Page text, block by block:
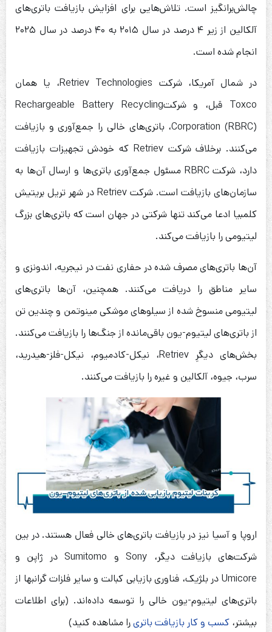
چالش‌برانگیز است. تلاش‌هایی برای افزایش بازیافت باتری‌های
آلکالین از زیر ۴ درصد در سال ۲۰۱۵ به ۴۰ درصد در سال ۲۰۲۵
انجام شده است.
در شمال آمریکا، شرکت Retriev Technologies، یا همان
Toxco قبل، و شرکتRechargeable Battery Recycling
Corporation (RBRC)، باتری‌های خالی را جمع‌آوری و بازیافت
می‌کنند. برخلاف شرکت Retriev که خودش تجهیزات بازیافت
دارد، شرکت RBRC مسئول جمع‌آوری باتری‌ها و ارسال آن‌ها به
سازمان‌های بازیافت است. شرکت Retriev در شهر تریل بریتیش
کلمبیا ادعا می‌کند تنها شرکتی در جهان است که باتری‌های بزرگ
لیتیومی را بازیافت می‌کند.
آن‌ها باتری‌های مصرف شده در حفاری نفت در نیجریه، اندونزی و
سایر مناطق را دریافت می‌کنند. همچنین، آن‌ها باتری‌های
لیتیومی منسوخ شده از سیلوهای موشکی مینوتمن و چندین تن
از باتری‌های لیتیوم-یون باقی‌مانده از جنگ‌ها را بازیافت می‌کنند.
بخش‌های دیگرِ Retriev، نیکل-کادمیوم، نیکل-فلز-هیدرید،
سرب، جیوه، آلکالین و غیره را بازیافت می‌کنند.
اروپا و آسیا نیز در بازیافت باتری‌های خالی فعال هستند. در بین
شرکت‌های بازیافت دیگر، Sony و Sumitomo در ژاپن و
Umicore در بلژیک، فناوری بازیابی کبالت و سایر فلزات گرانبها از
باتری‌های لیتیوم-یون خالی را توسعه داده‌اند. (برای اطلاعات
بیشتر، کسب و کار بازیافت باتریرا مشاهده کنید)